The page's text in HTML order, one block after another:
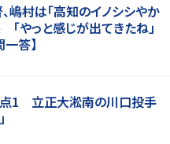
嶋村は「高知のイノシシやか
「やっと感じが出てきたね」
答】
1 立正大淞南の川口投手